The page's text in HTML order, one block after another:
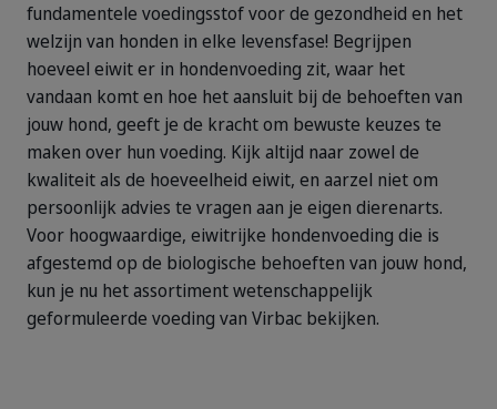
fundamentele voedingsstof voor de gezondheid en het
welzijn van honden in elke levensfase! Begrijpen
hoeveel eiwit er in hondenvoeding zit, waar het
vandaan komt en hoe het aansluit bij de behoeften van
jouw hond, geeft je de kracht om bewuste keuzes te
maken over hun voeding. Kijk altijd naar zowel de
kwaliteit als de hoeveelheid eiwit, en aarzel niet om
persoonlijk advies te vragen aan je eigen dierenarts.
Voor hoogwaardige, eiwitrijke hondenvoeding die is
afgestemd op de biologische behoeften van jouw hond,
kun je nu het assortiment wetenschappelijk
geformuleerde voeding van Virbac bekijken.